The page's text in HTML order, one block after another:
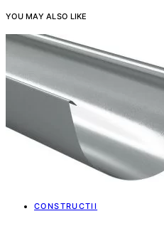
YOU MAY ALSO LIKE
CONSTRUCTII